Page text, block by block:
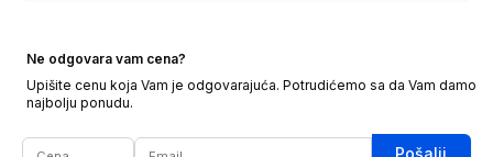
Ne odgovara vam cena?
Upišite cenu koja Vam je odgovarajuća. Potrudićemo sa da Vam damo
najbolju ponudu.
Pošalji